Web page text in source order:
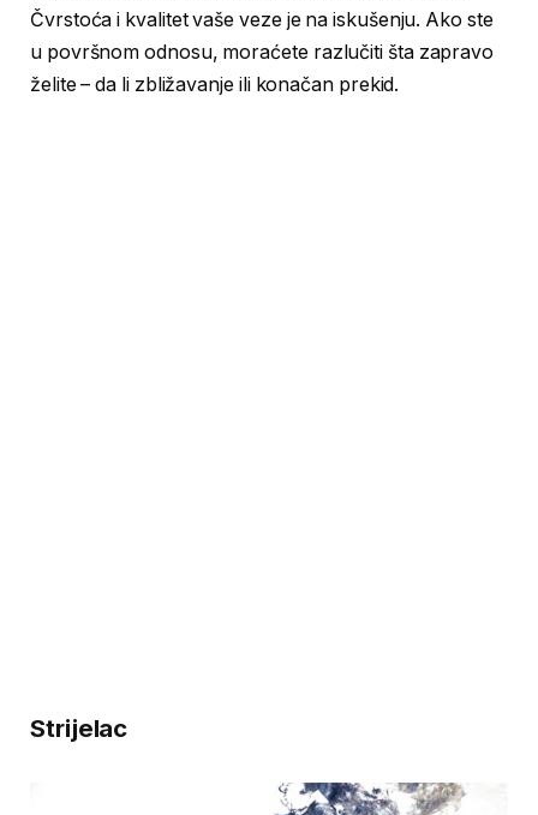
Čvrstoća i kvalitet vaše veze je na iskušenju. Ako ste
u površnom odnosu, moraćete razlučiti šta zapravo
želite – da li zbližavanje ili konačan prekid.
Strijelac